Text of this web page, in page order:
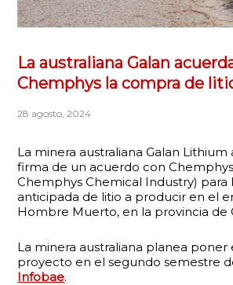
La australiana Galan
Chemphys la compra de
28 agosto, 2024
La minera australiana Galan Lithium
firma de un acuerdo con
Chemphys Chemical Industry) para
anticipada de litio a producir en el
Hombre Muerto, en la provincia de
La minera australiana planea
proyecto en el segundo semestre
Infobae.